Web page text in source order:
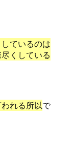
ているのは
くしている
れる所以で